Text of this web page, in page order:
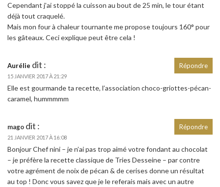
Cependant j’ai stoppé la cuisson au bout de 25 min, le tour étant
déjà tout craquelé.
Mais mon four à chaleur tournante me propose toujours 160° pour
les gâteaux. Ceci explique peut être cela !
Aurélie dit :
15 JANVIER 2017 À 21:29
Elle est gourmande ta recette, l’association choco-griottes-pécan-
caramel, hummmmm
Répondre
mago dit :
21 JANVIER 2017 À 16:08
Bonjour Chef nini – je n’ai pas trop aimé votre fondant au chocolat
– je préfère la recette classique de Tries Desseine – par contre
votre agrément de noix de pécan & de cerises donne un résultat
au top ! Donc vous savez que je le referais mais avec un autre
Répondre